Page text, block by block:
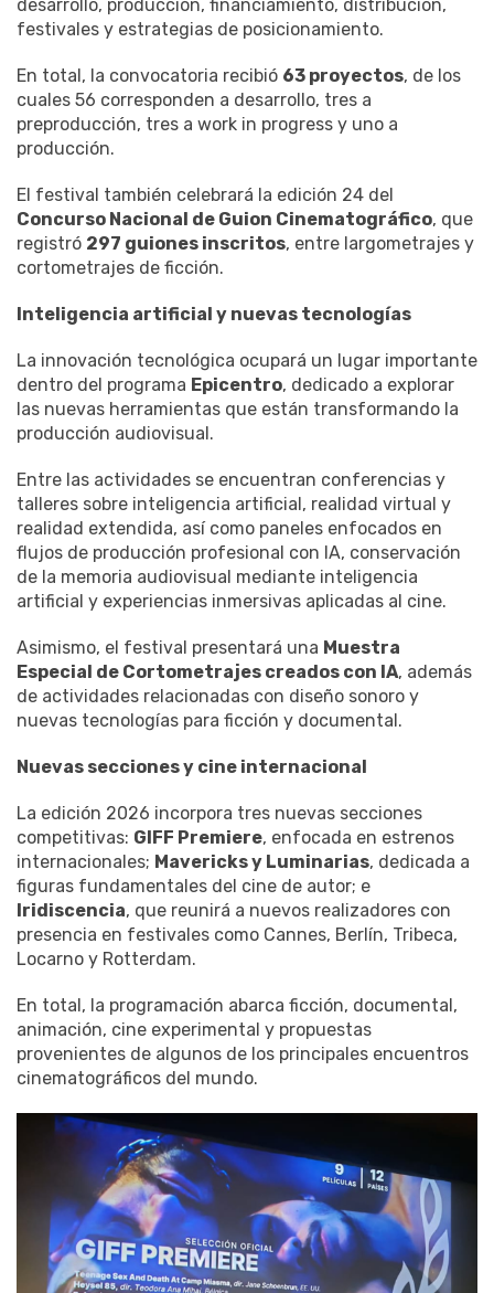
desarrollo, producción, financiamiento, distribución,
festivales y estrategias de posicionamiento.
En total, la convocatoria recibió 63 proyectos, de los
cuales 56 corresponden a desarrollo, tres a
preproducción, tres a work in progress y uno a
producción.
El festival también celebrará la edición 24 del
Concurso Nacional de Guion Cinematográfico, que
registró 297 guiones inscritos, entre largometrajes y
cortometrajes de ficción.
Inteligencia artificial y nuevas tecnologías
La innovación tecnológica ocupará un lugar importante
dentro del programa Epicentro, dedicado a explorar
las nuevas herramientas que están transformando la
producción audiovisual.
Entre las actividades se encuentran conferencias y
talleres sobre inteligencia artificial, realidad virtual y
realidad extendida, así como paneles enfocados en
flujos de producción profesional con IA, conservación
de la memoria audiovisual mediante inteligencia
artificial y experiencias inmersivas aplicadas al cine.
Asimismo, el festival presentará una Muestra
Especial de Cortometrajes creados con IA, además
de actividades relacionadas con diseño sonoro y
nuevas tecnologías para ficción y documental.
Nuevas secciones y cine internacional
La edición 2026 incorpora tres nuevas secciones
competitivas: GIFF Premiere, enfocada en estrenos
internacionales; Mavericks y Luminarias, dedicada a
figuras fundamentales del cine de autor; e
Iridiscencia, que reunirá a nuevos realizadores con
presencia en festivales como Cannes, Berlín, Tribeca,
Locarno y Rotterdam.
En total, la programación abarca ficción, documental,
animación, cine experimental y propuestas
provenientes de algunos de los principales encuentros
cinematográficos del mundo.